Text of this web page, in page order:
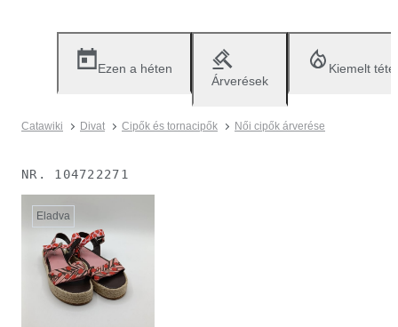
Ezen a héten
Árverések
Kiemelt
Catawiki Divat Cipők és tornacipők Női cipők árverése
NR. 104722271
Eladva